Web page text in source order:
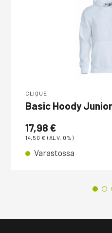
CLIQUE
Basic Hoody Junior
17,98 €
14,50 € (ALV. 0%)
Varastossa